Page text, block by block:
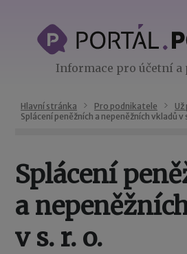
Informace pro účetní a
Hlavní stránka Pro podnikatele
Splácení peněžních a nepeněžních vkladů v
Splácení
a
v s. r. o.